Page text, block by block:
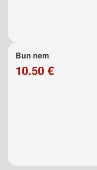
Bun nem
10.50 €